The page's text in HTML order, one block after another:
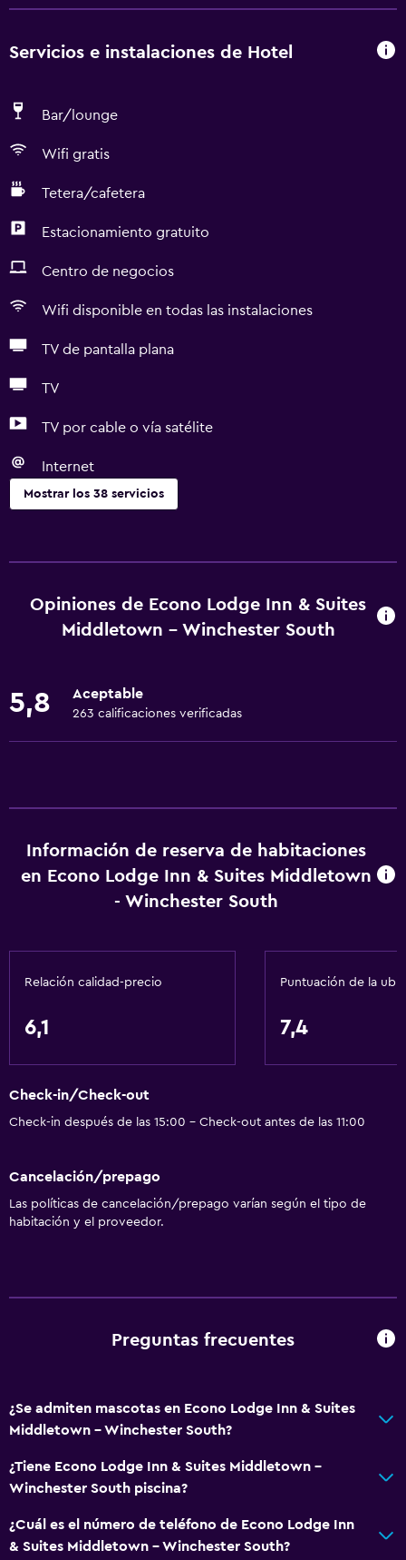
Servicios e instalaciones de Hotel
Bar/lounge
Wifi gratis
Tetera/cafetera
Estacionamiento gratuito
Centro de negocios
Wifi disponible en todas las instalaciones
TV de pantalla plana
TV
TV por cable o vía satélite
Internet
Mostrar los 38 servicios
Wifi gratis
Wifi disponible en todas las instalaciones
Alarma de humo
Calefacción
Tetera/cafetera
Nevera
La comida se puede entregar en el alojamiento
Aseo
Papel higiénico
Sistema de entretenimiento
TV de pantalla plana
Habitaciones para no fumadores disponibles
Mascotas permitidas bajo consulta (pueden aplicar cargos
extra)
Ascensor
Salud y seguridad
Opiniones de Econo Lodge Inn & Suites
Middletown - Winchester South
5,8 Aceptable
263 calificaciones verificadas
Información de reserva de habitaciones
en Econo Lodge Inn & Suites Middletown
- Winchester South
Relación calidad-precio
6,1
Puntuación de la
7,4
Check-in/Check-out
Check-in después de las 15:00 - Check-out antes de las 11:00
Cancelación/prepago
Las políticas de cancelación/prepago varían según el tipo de
habitación y el proveedor.
Preguntas frecuentes
¿Se admiten mascotas en Econo Lodge Inn & Suites
Middletown - Winchester South?
¿Tiene Econo Lodge Inn & Suites Middletown -
Winchester South piscina?
¿Cuál es el número de teléfono de Econo Lodge Inn
& Suites Middletown - Winchester South?